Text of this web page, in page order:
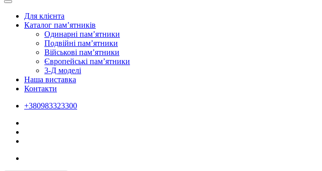
Для клієнта
Каталог пам’ятників
Одинарні пам’ятники
Подвійні пам’ятники
Військові пам’ятники
Європейські пам’ятники
3-Д моделі
Наша виставка
Контакти
+380983323300